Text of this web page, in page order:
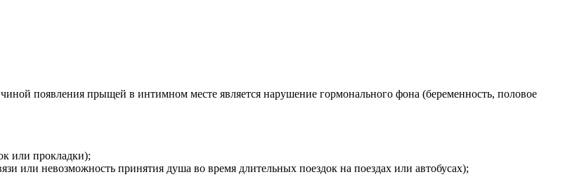
появления прыщей в интимном месте является нарушение гормонального фона (беременность, половое
или прокладки);
или невозможность принятия душа во время длительных поездок на поездах или автобусах);